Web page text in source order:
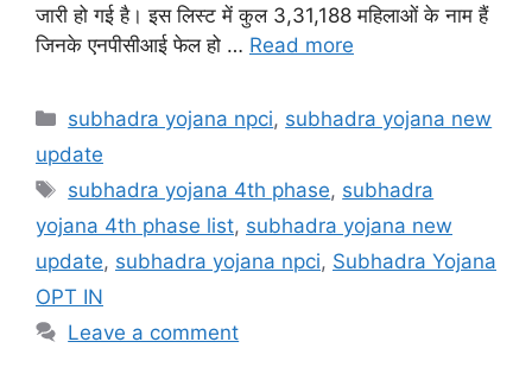
जारी हो गई है। इस लिस्ट में कुल 3,31,188 महिलाओं के नाम हैं
जिनके एनपीसीआई फेल हो … Read more
Categories
subhadra yojana npci, subhadra yojana new
update
Tags
subhadra yojana 4th phase, subhadra
yojana 4th phase list, subhadra yojana new
update, subhadra yojana npci, Subhadra Yojana
OPT IN
Leave a comment